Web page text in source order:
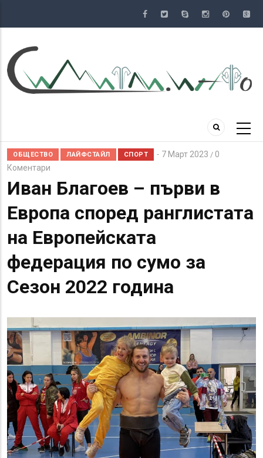
съдържание
ОБЩЕСТВО ЛАЙФСТАЙЛ СПОРТ 7 Март 2023 / 0
Коментари
Иван Благоев – първи в
Европа според ранглистата
на Европейската
федерация по сумо за
Сезон 2022 година